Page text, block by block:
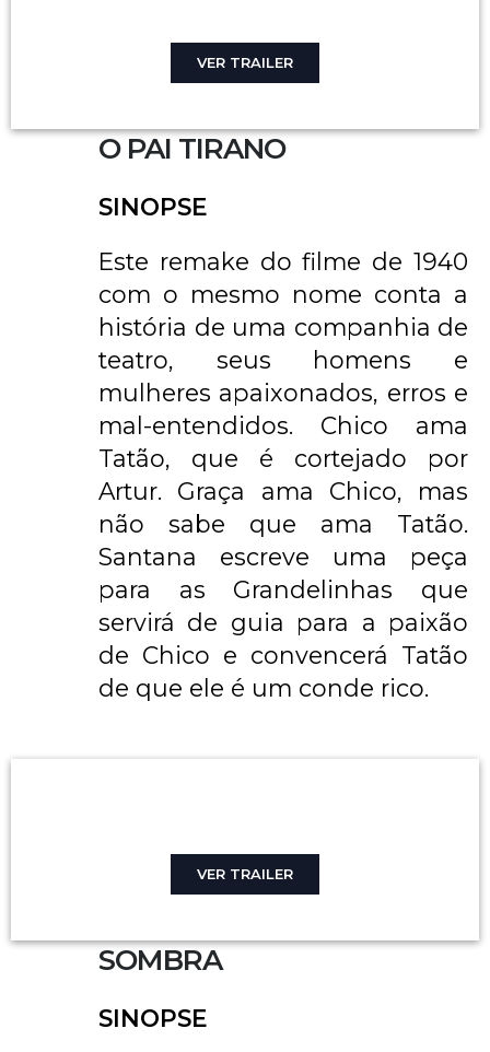
VER TRAILER
O PAI TIRANO
SINOPSE
Este remake do filme de 1940
com o mesmo nome conta a
história de uma companhia de
teatro, seus homens e
mulheres apaixonados, erros e
mal-entendidos. Chico ama
Tatão, que é cortejado por
Artur. Graça ama Chico, mas
não sabe que ama Tatão.
Santana escreve uma peça
para as Grandelinhas que
servirá de guia para a paixão
de Chico e convencerá Tatão
de que ele é um conde rico.
VER TRAILER
SOMBRA
SINOPSE